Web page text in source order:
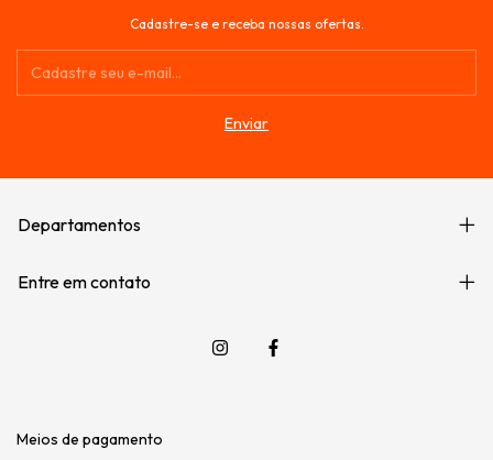
Cadastre-se e receba nossas ofertas.
Departamentos
Entre em contato
Meios de pagamento